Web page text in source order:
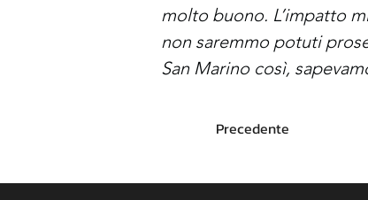
molto buono. L’impatto
non saremmo potuti
San Marino così,
Precedente